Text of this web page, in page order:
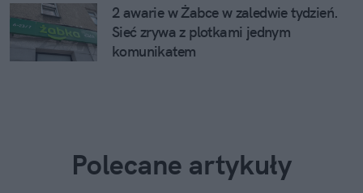
2 awarie w Żabce w zaledwie tydzień.
Sieć zrywa z plotkami jednym
komunikatem
Polecane artykuły